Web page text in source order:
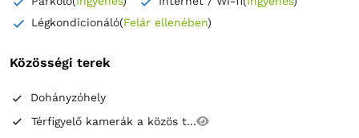
Légkondicionáló(Felár ellenében)
Közösségi terek
Dohányzóhely
Térfigyelő kamerák a közös t...